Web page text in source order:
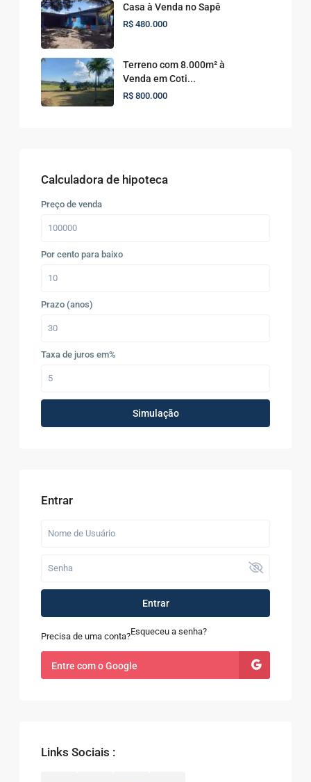
Casa à Venda no Sapê
R$ 480.000
Terreno com 8.000m² à
Venda em Coti...
R$ 800.000
Calculadora de hipoteca
Preço de venda
Por cento para baixo
Prazo (anos)
Taxa de juros em%
Simulação
Entrar
Entrar
Precisa de uma conta?Esqueceu a senha?
Entre com o Google
Links Sociais :